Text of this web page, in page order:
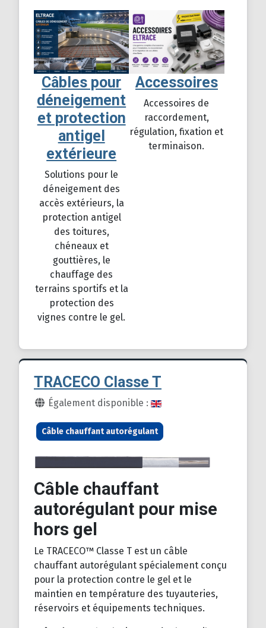
Câbles pour
déneigement
et protection
antigel
extérieure
Solutions pour le
déneigement des
accès extérieurs, la
protection antigel
des toitures,
chéneaux et
gouttières, le
chauffage des
terrains sportifs et la
protection des
vignes contre le gel.
Accessoires
Accessoires de
raccordement,
régulation, fixation et
terminaison.
TRACECO Classe T
DétailsÉgalement disponible :
Câble chauffant autorégulant
Câble chauffant
autorégulant pour mise
hors gel
Le TRACECO™ Classe T est un câble
chauffant autorégulant spécialement conçu
pour la protection contre le gel et le
maintien en température des tuyauteries,
réservoirs et équipements techniques.